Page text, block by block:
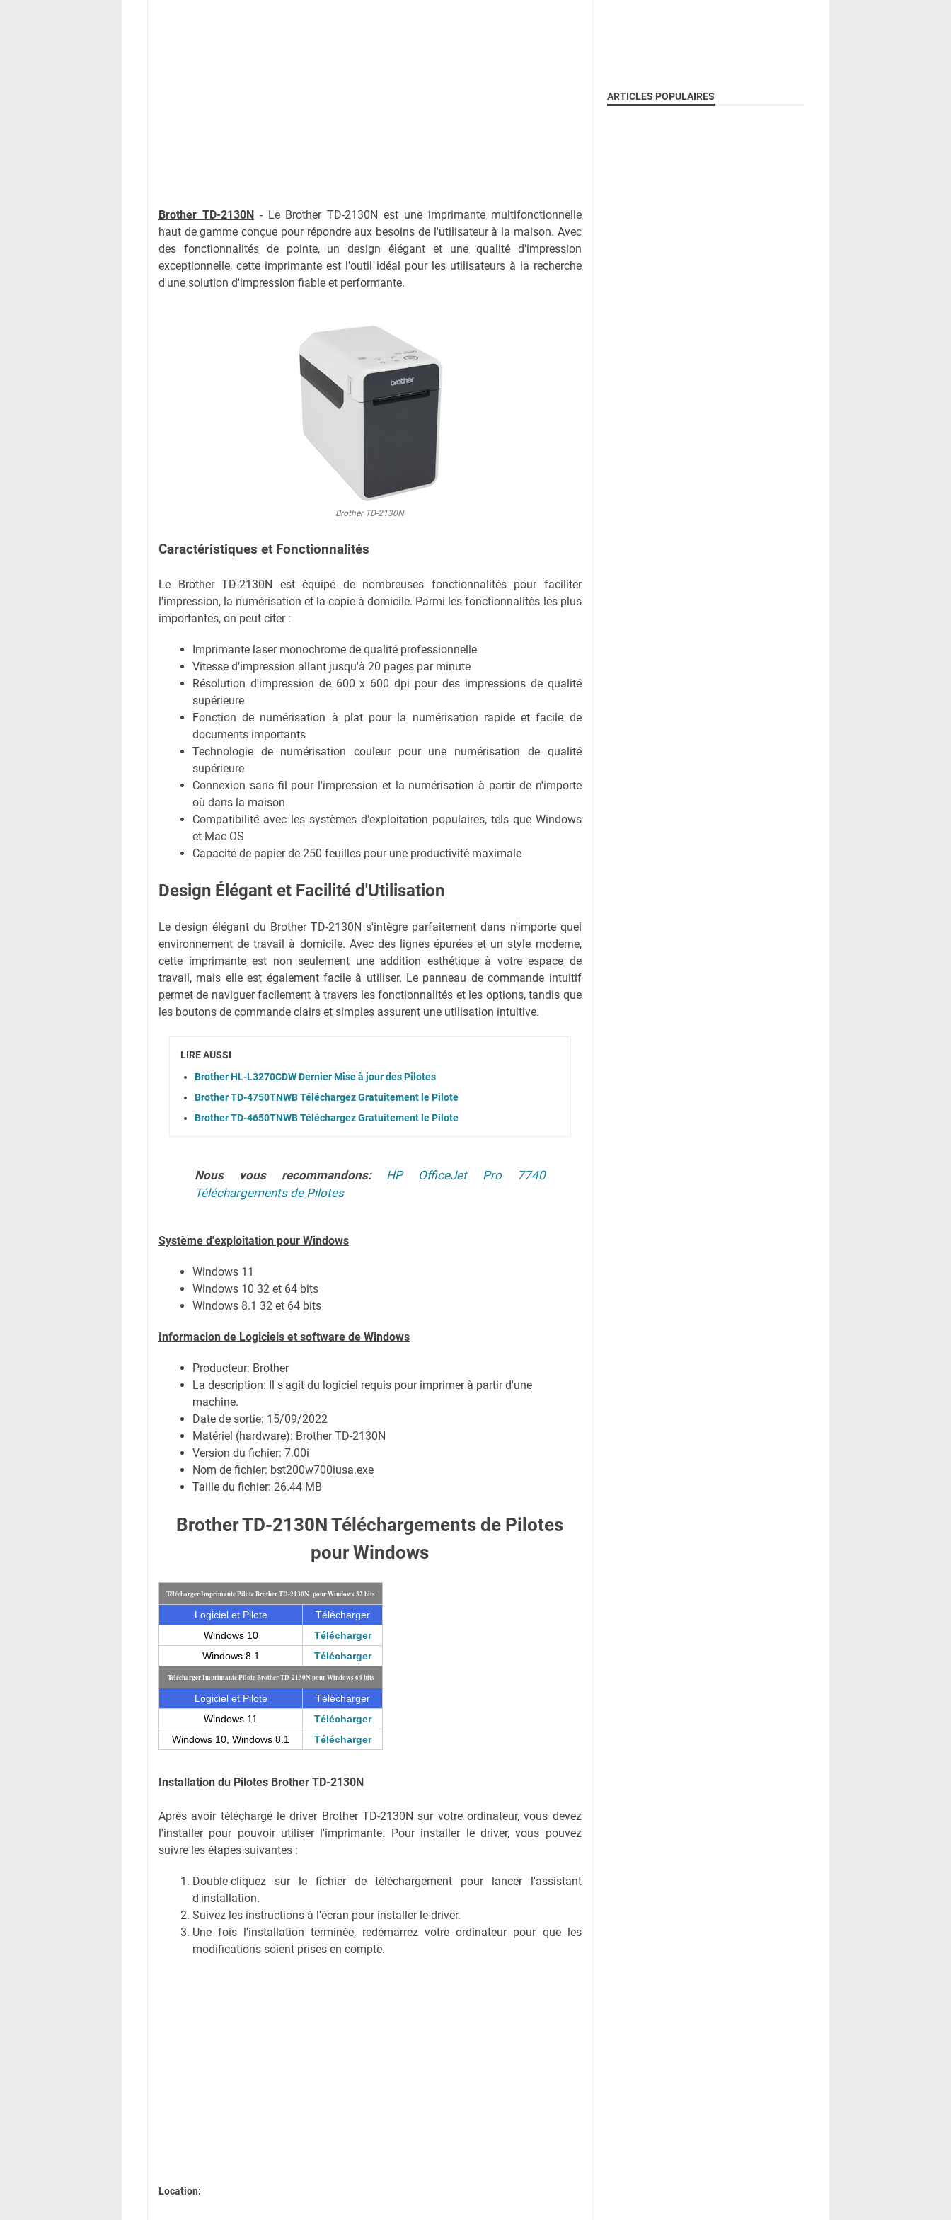
Brother TD-2130N - Le Brother TD-2130N est une imprimante multifonctionnelle
haut de gamme conçue pour répondre aux besoins de l'utilisateur à la maison. Avec
des fonctionnalités de pointe, un design élégant et une qualité d'impression
exceptionnelle, cette imprimante est l'outil idéal pour les utilisateurs à la recherche
d'une solution d'impression fiable et performante.
Brother TD-2130N
Caractéristiques et Fonctionnalités
Le Brother TD-2130N est équipé de nombreuses fonctionnalités pour faciliter
l'impression, la numérisation et la copie à domicile. Parmi les fonctionnalités les plus
importantes, on peut citer :
Imprimante laser monochrome de qualité professionnelle
Vitesse d'impression allant jusqu'à 20 pages par minute
Résolution d'impression de 600 x 600 dpi pour des impressions de qualité
supérieure
Fonction de numérisation à plat pour la numérisation rapide et facile de
documents importants
Technologie de numérisation couleur pour une numérisation de qualité
supérieure
Connexion sans fil pour l'impression et la numérisation à partir de n'importe
où dans la maison
Compatibilité avec les systèmes d'exploitation populaires, tels que Windows
et Mac OS
Capacité de papier de 250 feuilles pour une productivité maximale
Design Élégant et Facilité d'Utilisation
Le design élégant du Brother TD-2130N s'intègre parfaitement dans n'importe quel
environnement de travail à domicile. Avec des lignes épurées et un style moderne,
cette imprimante est non seulement une addition esthétique à votre espace de
travail, mais elle est également facile à utiliser. Le panneau de commande intuitif
permet de naviguer facilement à travers les fonctionnalités et les options, tandis que
les boutons de commande clairs et simples assurent une utilisation intuitive.
LIRE AUSSI
Brother HL-L3270CDW Dernier Mise à jour des Pilotes
Brother TD-4750TNWB Téléchargez Gratuitement le Pilote
Brother TD-4650TNWB Téléchargez Gratuitement le Pilote
Nous vous recommandons: HP OfficeJet Pro 7740
Téléchargements de Pilotes
Système d'exploitation pour Windows
Windows 11
Windows 10 32 et 64 bits
Windows 8.1 32 et 64 bits
Informacion de Logiciels et software de Windows
Producteur: Brother
La description: Il s'agit du logiciel requis pour imprimer à partir d'une
machine.
Date de sortie: 15/09/2022
Matériel (hardware): Brother TD-2130N
Version du fichier: 7.00i
Nom de fichier: bst200w700iusa.exe
Taille du fichier: 26.44 MB
Brother TD-2130N Téléchargements de Pilotes
pour Windows
Télécharger Imprimante Pilote Brother TD-2130N pour Windows 32 bits
Logiciel et Pilote
Télécharger
Windows 10
Télécharger
Windows 8.1
Télécharger
Télécharger Imprimante Pilote Brother TD-2130N pour Windows 64 bits
Logiciel et Pilote
Télécharger
Windows 11
Télécharger
Windows 10, Windows 8.1
Télécharger
Installation du Pilotes Brother TD-2130N
Après avoir téléchargé le driver Brother TD-2130N sur votre ordinateur, vous devez
l'installer pour pouvoir utiliser l'imprimante. Pour installer le driver, vous pouvez
suivre les étapes suivantes :
Double-cliquez sur le fichier de téléchargement pour lancer l'assistant
d'installation.
Suivez les instructions à l'écran pour installer le driver.
Une fois l'installation terminée, redémarrez votre ordinateur pour que les
modifications soient prises en compte.
Location:
ARTICLES POPULAIRES